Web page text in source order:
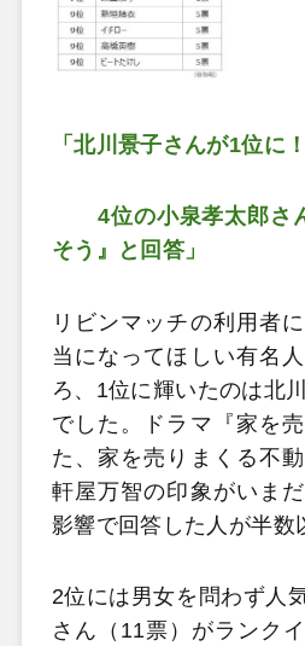
「北川景子さんが1位に！
4位の小泉孝太郎さ
そう』と回答」
リビンマッチの利用者
当になってほしい有名
ろ、1位に輝いたのは北
でした。ドラマ『家を
た、家を売りまくる不
軒屋万智の印象がいま
影響で回答した人が半数
2位には男女を問わず人
さん（11票）がランク